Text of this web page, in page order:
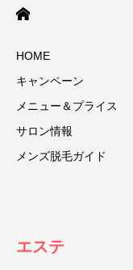
HOME
キャンペーン
メニュー＆プライス
サロン情報
メンズ脱毛ガイド
エステ